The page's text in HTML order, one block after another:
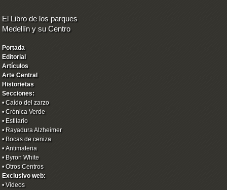
El Libro de los parques
Medellín y su Centro
Portada
Editorial
Artículos
Arte Central
Historietas
Secciones:
•Caído del zarzo
•Crónica Verde
• Estilario
• Rayadura Alzheimer
• Bocas de ceniza
•Antimateria
• Byron White
•Otros Centros
Exclusivo web:
•Videos